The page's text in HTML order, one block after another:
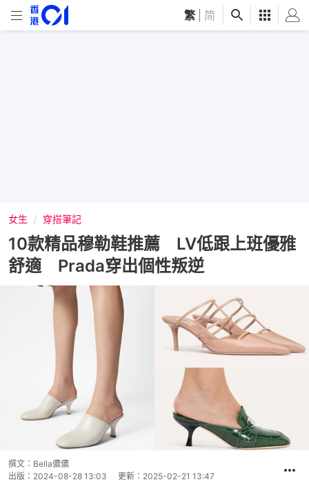
繁 简
女生 穿搭筆記
10款精品穆勒鞋推薦 LV低跟上班優雅
舒適 Prada穿出個性叛逆
撰文： Bella儂儂
出版： 2024-08-28 13:03 更新： 2025-02-21 13:47